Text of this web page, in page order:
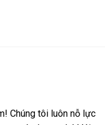
Chúng tôi luôn nỗ lực